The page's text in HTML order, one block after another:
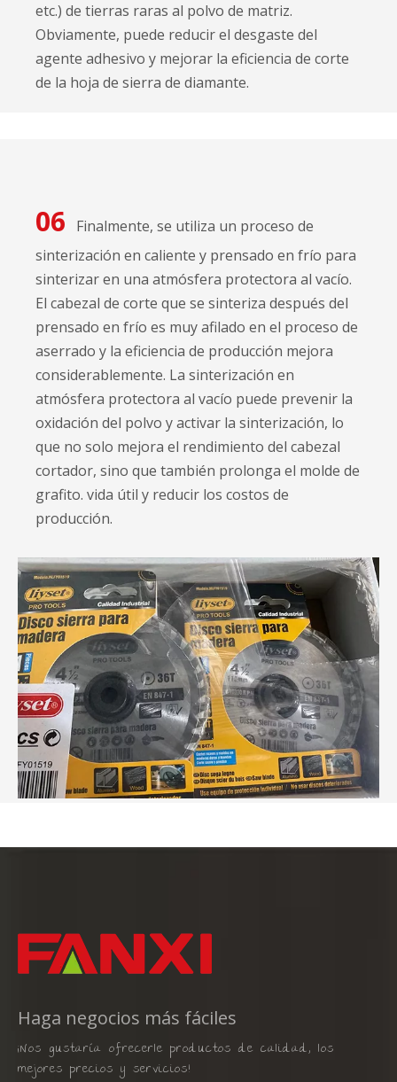
etc.) de tierras raras al polvo de matriz.
Obviamente, puede reducir el desgaste del
agente adhesivo y mejorar la eficiencia de corte
de la hoja de sierra de diamante.
06
Finalmente, se utiliza un proceso de
sinterización en caliente y prensado en frío para
sinterizar en una atmósfera protectora al vacío.
El cabezal de corte que se sinteriza después del
prensado en frío es muy afilado en el proceso de
aserrado y la eficiencia de producción mejora
considerablemente. La sinterización en
atmósfera protectora al vacío puede prevenir la
oxidación del polvo y activar la sinterización, lo
que no solo mejora el rendimiento del cabezal
cortador, sino que también prolonga el molde de
grafito. vida útil y reducir los costos de
producción.
Haga negocios más fáciles
¡Nos gustaría ofrecerle productos de calidad, los
mejores precios y servicios!